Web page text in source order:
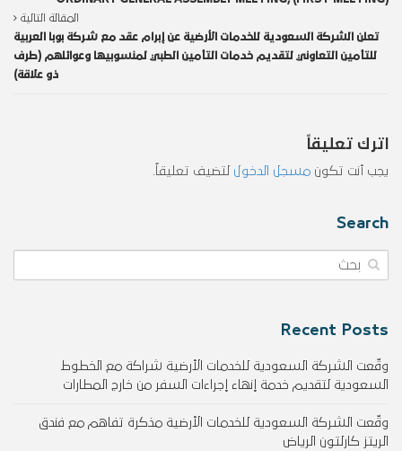
المقالة التالية
تعلن الشركة السعودية للخدمات الأرضية عن إبرام عقد مع شركة بوبا العربية
للتأمين التعاوني لتقديم خدمات التأمين الطبي لمنسوبيها وعوائلهم (طرف
ذو علاقة)
اترك تعليقاً
يجب أنت تكون مسجل الدخول لتضيف تعليقاً.
Search
Recent Posts
وقّعت الشركة السعودية للخدمات الأرضية شراكة مع الخطوط
السعودية لتقديم خدمة إنهاء إجراءات السفر من خارج المطارات
وقّعت الشركة السعودية للخدمات الأرضية مذكرة تفاهم مع فندق
الريتز كارلتون الرياض